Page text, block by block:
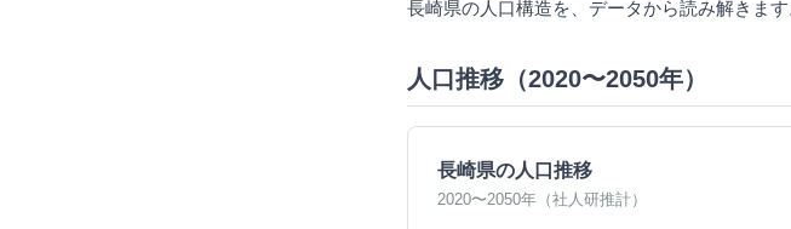
長崎県の人口構造を、データから読み解きます
人口推移（2020〜2050年）
長崎県の人口推移
2020〜2050年（社人研推計）